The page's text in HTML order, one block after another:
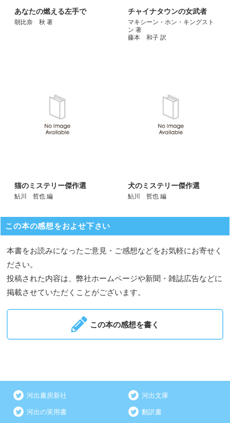
あなたの燃える左手で
朝比奈 秋 著
チャイナタウンの女武者
マキシーン・ホン・キングスト
ン 著
藤本 和子 訳
猫のミステリー傑作選
鮎川 哲也 編
犬のミステリー傑作選
鮎川 哲也 編
この本の感想をおよせ下さい
本書をお読みになったご意見・ご感想などをお気軽にお寄せく
ださい。
投稿された内容は、弊社ホームページや新聞・雑誌広告などに
掲載させていただくことがございます。
この本の感想を書く
河出書房新社 河出文庫
河出の実用書 翻訳書